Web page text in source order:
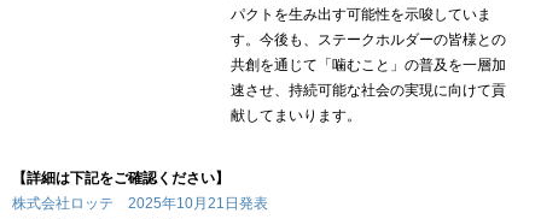
パクトを生み出す可能性を示唆していま
す。今後も、ステークホルダーの皆様との
共創を通じて「噛むこと」の普及を一層加
速させ、持続可能な社会の実現に向けて貢
献してまいります。
【詳細は下記をご確認ください】
株式会社ロッテ 2025年10月21日発表